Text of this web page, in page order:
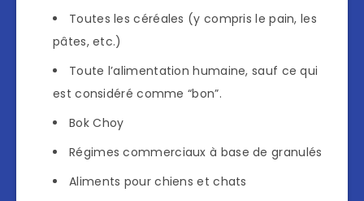
Toutes les céréales (y compris le pain, les
pâtes, etc.)
Toute l’alimentation humaine, sauf ce qui
est considéré comme “bon”.
Bok Choy
Régimes commerciaux à base de granulés
Aliments pour chiens et chats